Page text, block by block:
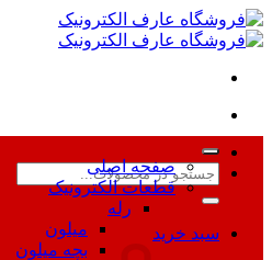
Skip
to
content
جستجو
برای:
سبد خرید
صفحه اصلی
قطعات الکترونیک
رله
میلون
بچه میلون